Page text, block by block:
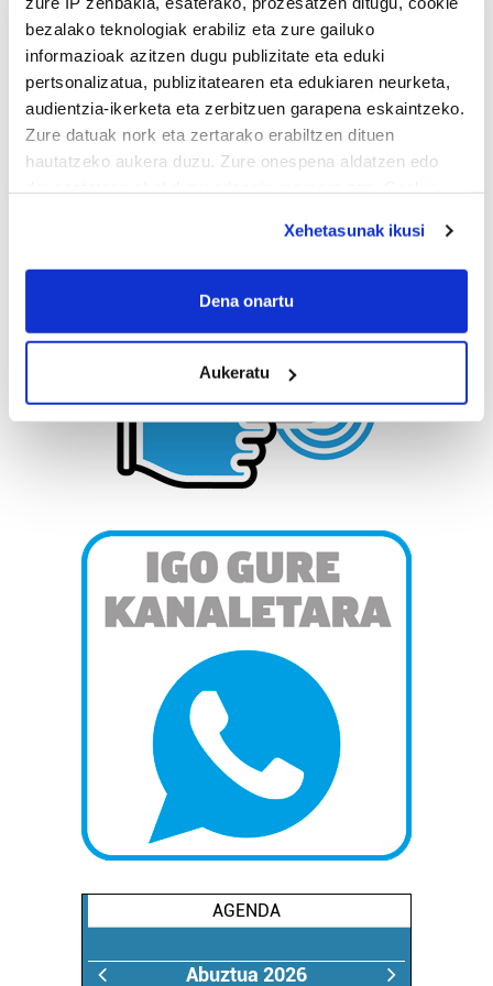
bezalako teknologiak erabiliz eta zure gailuko
informazioak azitzen dugu publizitate eta eduki
pertsonalizatua, publizitatearen eta edukiaren neurketa,
audientzia-ikerketa eta zerbitzuen garapena eskaintzeko.
Zure datuak nork eta zertarako erabiltzen dituen
hautatzeko aukera duzu. Zure onespena aldatzen edo
If you allow, we would also like to:
Collect information about your geographical
Identify your device by actively scanning it for
specific characteristics (fingerprinting)
Find out more about how your personal data is processed
and set your preferences in the
details section
prozesatzen ditugu, zure IP zenbakia, besteak beste,
teknologia erabiliz, cookieak adibidez, iragarki eta eduki
neurtzeko, jendeari buruzko informazioa biltzeko eta
erabiltzen dituen hauta dezakezu.
Bazkide batzuek ez dizute baimenik eskatzen, eta beren
interes komertzial legitimoetan babesten dira. Ikusi gure
bazkideen zerrenda, beren ustez zein helburutarako
duten interes legitimoa eta horren aurka nola egin
dezakezun ikusteko.
buruzko informazio gehiago eta ezarri zure lehentasunak
zure baimena Cookieen adierazpenean.
Xehetasunak ikusi
Dena onartu
Aukeratu
AGENDA
Abuztua 2026